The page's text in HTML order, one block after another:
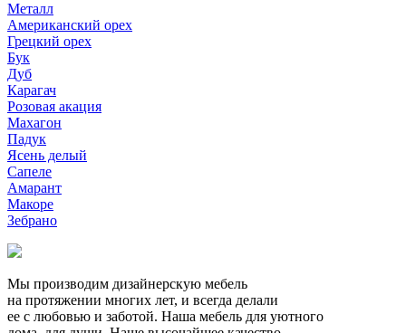
Металл
Американский орех
Грецкий орех
Бук
Дуб
Карагач
Розовая акация
Махагон
Падук
Ясень делый
Сапеле
Амарант
Макоре
Зебрано
Мы производим дизайнерскую мебель
на протяжении многих лет, и всегда делали
ее с любовью и заботой. Наша мебель для уютного